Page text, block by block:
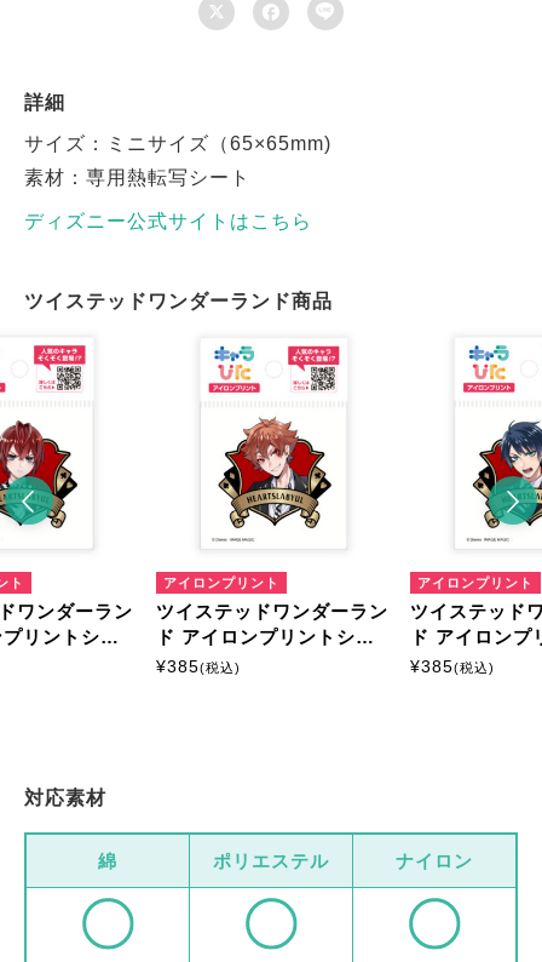
  
詳細
サイズ：ミニサイズ（65×65mm)
素材：専用熱転写シート
ディズニー公式サイトはこちら
ツイステッドワンダーランド商品
ト
ワンダーラン
リントシー
アイロンプリント
ツイステッドワンダーラン
ド アイロンプリントシー
ト ミニサイズ
¥385(税込)
アイロンプリント
ツイステッド
ド アイロンプ
ト ミニサイズ
¥385(税込)
対応素材
綿 ポリエステル ナイロン